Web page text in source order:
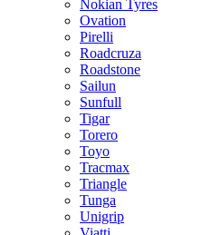
Nokian Tyres
Ovation
Pirelli
Roadcruza
Roadstone
Sailun
Sunfull
Tigar
Torero
Toyo
Tracmax
Triangle
Tunga
Unigrip